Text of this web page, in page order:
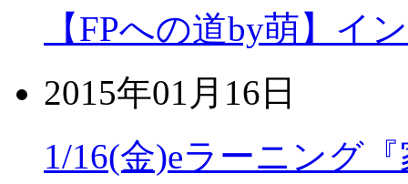
【FPへの道by萌】イ
2015年01月16日
1/16(金)eラーニング